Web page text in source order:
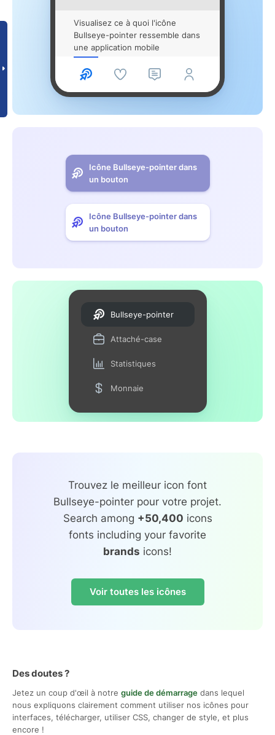
Visualisez ce à quoi l'icône
Bullseye-pointer ressemble dans
une application mobile
Icône Bullseye-pointer dans
un bouton
Icône Bullseye-pointer dans
un bouton
Bullseye-pointer
Attaché-case
Statistiques
Monnaie
Trouvez le meilleur icon font
Bullseye-pointer pour votre projet.
Search among +50,400 icons
fonts including your favorite
brands icons!
Voir toutes les icônes
Des doutes ?
Jetez un coup d'œil à notre guide de démarrage dans lequel
nous expliquons clairement comment utiliser nos icônes pour
interfaces, télécharger, utiliser CSS, changer de style, et plus
encore !